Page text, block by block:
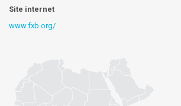
Site internet
www.fxb.org/